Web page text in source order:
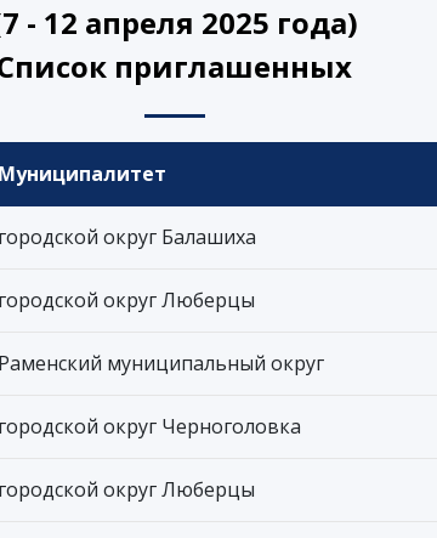
- 12 апреля 2025 года)
приглашенных
Муниципалитет
городской округ Балашиха
городской округ Люберцы
Раменский муниципальный округ
городской округ Черноголовка
городской округ Люберцы